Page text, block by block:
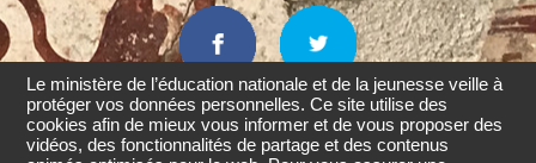
Retourner
en
Le ministère de l’éducation nationale et de la jeunesse veille à
protéger vos données personnelles. Ce site utilise des
cookies afin de mieux vous informer et de vous proposer des
vidéos, des fonctionnalités de partage et des contenus